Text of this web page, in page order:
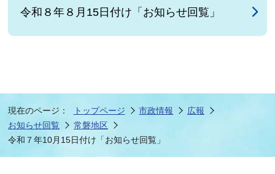
令和８年８月15日付け「お知らせ回覧」
現在のページ： トップページ 市政情報
広報
お知らせ回覧
常磐地区
令和７年10月15日付け「お知らせ回覧」